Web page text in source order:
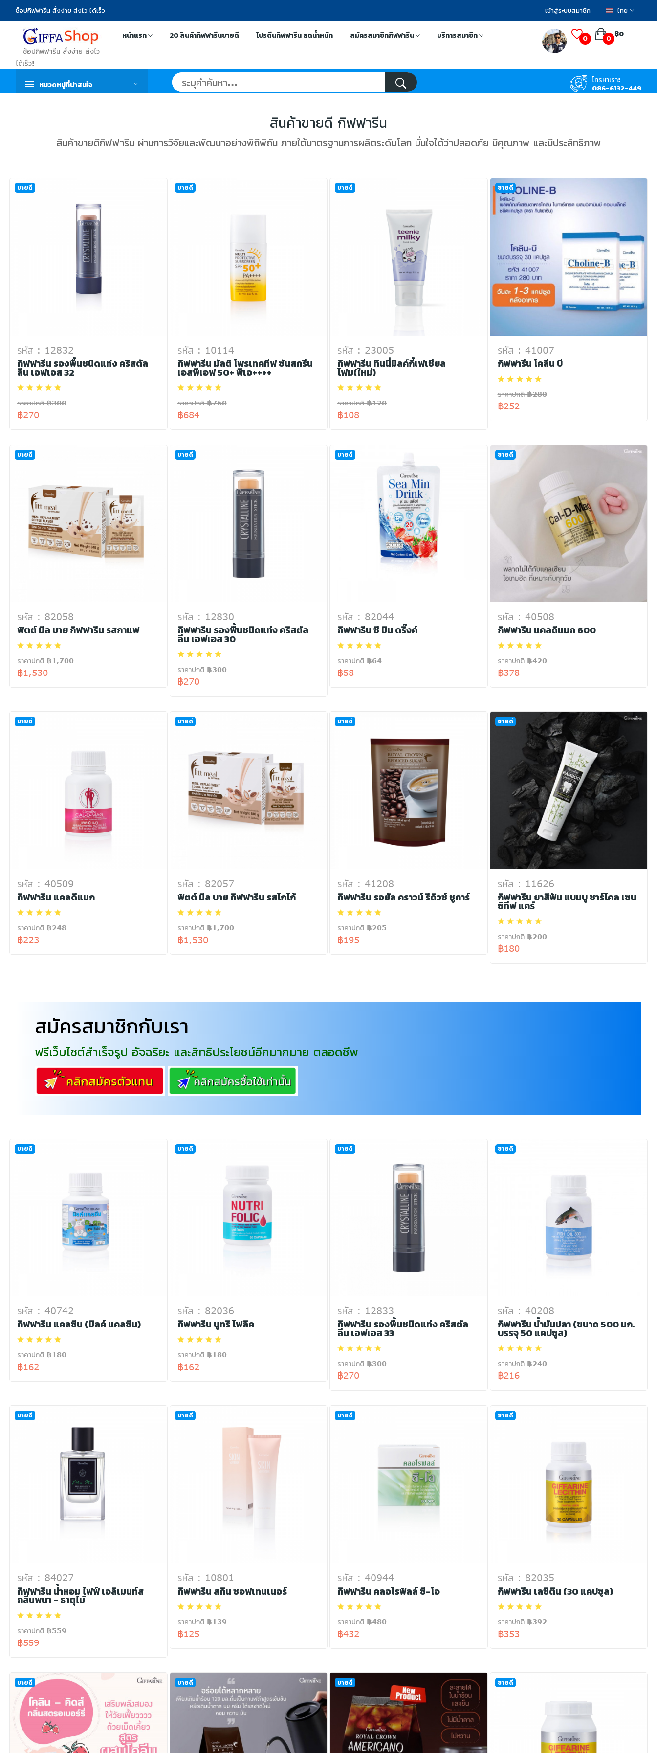
ช็อปกิฟฟารีน สั่งง่าย ส่งไว ได้เร็ว เข้าสู่ระบบสมาชิก ไทย
ช้อปกิฟฟารีน สั่งง่าย ส่งไว
ได้เร็ว!
หน้าแรก 20 สินค้ากิฟฟารีนขายดี โปรตีนกิฟฟารีน ลดน้ำหนัก สมัครสมาชิกกิฟฟารีน บริการสมาชิก 0 ฿0
0
หมวดหมู่ที่น่าสนใจ
โทรหาเรา:
086-6132-449
สินค้าขายดี กิฟฟารีน
สินค้าขายดีกิฟฟารีน ผ่านการวิจัยและพัฒนาอย่างพิถีพิถัน ภายใต้มาตรฐานการผลิตระดับโลก มั่นใจได้ว่าปลอดภัย มีคุณภาพ และมีประสิทธิภาพ
ขายดี
รหัส : 12832
กิฟฟารีน รองพื้นชนิดแท่ง คริสตัล
ลีน เอฟเอส 32
ราคาปกติ ฿300
฿270
ขายดี
รหัส : 10114
กิฟฟารีน มัลติ โพรเทคทีฟ ซันสกรีน
เอสพีเอฟ 50+ พีเอ++++
ราคาปกติ ฿760
฿684
ขายดี
รหัส : 23005
กิฟฟารีน ทินนี่มิลค์กี้เฟเชียล
โฟม(ใหม่)
ราคาปกติ ฿120
฿108
ขายดี
รหัส : 41007
กิฟฟารีน โคลีน บี
ราคาปกติ ฿280
฿252
ขายดี
รหัส : 82058
ฟิตต์ มีล บาย กิฟฟารีน รสกาแฟ
ราคาปกติ ฿1,700
฿1,530
ขายดี
รหัส : 12830
กิฟฟารีน รองพื้นชนิดแท่ง คริสตัล
ลีน เอฟเอส 30
ราคาปกติ ฿300
฿270
ขายดี
รหัส : 82044
กิฟฟารีน ซี มิน ดริ๊งค์
ราคาปกติ ฿64
฿58
ขายดี
รหัส : 40508
กิฟฟารีน แคลดีแมก 600
ราคาปกติ ฿420
฿378
ขายดี
รหัส : 40509
กิฟฟารีน แคลดีแมก
ราคาปกติ ฿248
฿223
ขายดี
รหัส : 82057
ฟิตต์ มีล บาย กิฟฟารีน รสโกโก้
ราคาปกติ ฿1,700
฿1,530
ขายดี
รหัส : 41208
กิฟฟารีน รอยัล คราวน์ รีดิวซ์ ชูการ์
ราคาปกติ ฿205
฿195
ขายดี
รหัส : 11626
กิฟฟารีน ยาสีฟัน แบมบู ชาร์โคล เซน
ซิทีฟ แคร์
ราคาปกติ ฿200
฿180
สมัครสมาชิกกับเรา
ฟรีเว็บไซต์สำเร็จรูป อัจฉริยะ และสิทธิประโยชน์อีกมากมาย ตลอดชีพ
ขายดี
รหัส : 40742
กิฟฟารีน แคลซีน (มิลค์ แคลซีน)
ราคาปกติ ฿180
฿162
ขายดี
รหัส : 82036
กิฟฟารีน นูทริ โฟลิค
ราคาปกติ ฿180
฿162
ขายดี
รหัส : 12833
กิฟฟารีน รองพื้นชนิดแท่ง คริสตัล
ลีน เอฟเอส 33
ราคาปกติ ฿300
฿270
ขายดี
รหัส : 40208
กิฟฟารีน น้ำมันปลา (ขนาด 500 มก.
บรรจุ 50 แคปซูล)
ราคาปกติ ฿240
฿216
ขายดี
รหัส : 84027
กิฟฟารีน น้ำหอม ไฟฟ์ เอลิเมนท์ส
กลิ่นพนา - ธาตุไม้
ราคาปกติ ฿559
฿559
ขายดี
รหัส : 10801
กิฟฟารีน สกิน ซอฟเทนเนอร์
ราคาปกติ ฿139
฿125
ขายดี
รหัส : 40944
กิฟฟารีน คลอโรฟิลล์ ซี-โอ
ราคาปกติ ฿480
฿432
ขายดี
รหัส : 82035
กิฟฟารีน เลซิติน (30 แคปซูล)
ราคาปกติ ฿392
฿353
ขายดี ขายดี ขายดี ขายดี